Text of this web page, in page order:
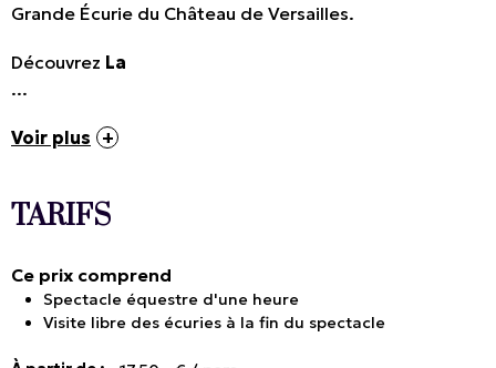
Grande Écurie du Château de Versailles.
Découvrez La
...
Voir plus
TARIFS
Ce prix comprend
Spectacle équestre d'une heure
Visite libre des écuries à la fin du spectacle